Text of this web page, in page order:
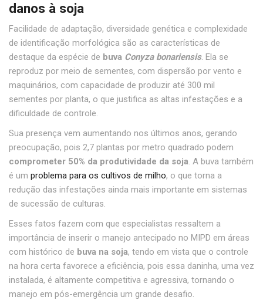
danos à soja
Facilidade de adaptação, diversidade genética e complexidade
de identificação morfológica são as características de
destaque da espécie de buva Conyza bonariensis. Ela se
reproduz por meio de sementes, com dispersão por vento e
maquinários, com capacidade de produzir até 300 mil
sementes por planta, o que justifica as altas infestações e a
dificuldade de controle.
Sua presença vem aumentando nos últimos anos, gerando
preocupação, pois 2,7 plantas por metro quadrado podem
comprometer 50% da produtividade da soja. A buva também
é um problema para os cultivos de milho, o que torna a
redução das infestações ainda mais importante em sistemas
de sucessão de culturas.
Esses fatos fazem com que especialistas ressaltem a
importância de inserir o manejo antecipado no MIPD em áreas
com histórico de buva na soja, tendo em vista que o controle
na hora certa favorece a eficiência, pois essa daninha, uma vez
instalada, é altamente competitiva e agressiva, tornando o
manejo em pós-emergência um grande desafio.